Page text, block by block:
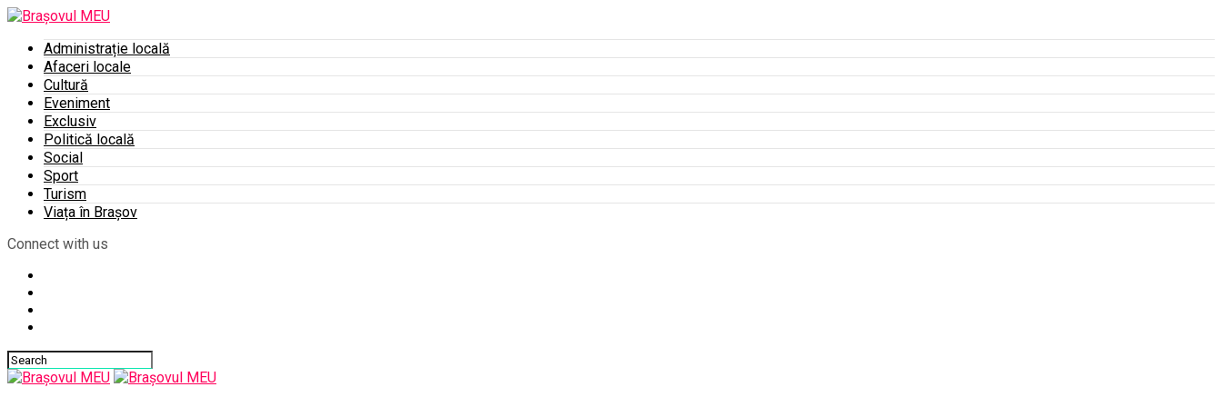
Administrație locală
Afaceri locale
Cultură
Eveniment
Exclusiv
Politică locală
Social
Sport
Turism
Viața în Brașov
Connect with us